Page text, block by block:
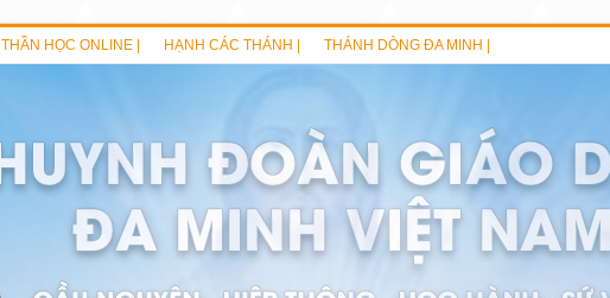
THẦN HỌC ONLINE | HẠNH CÁC THÁNH | THÁNH DÒNG ĐA MINH |